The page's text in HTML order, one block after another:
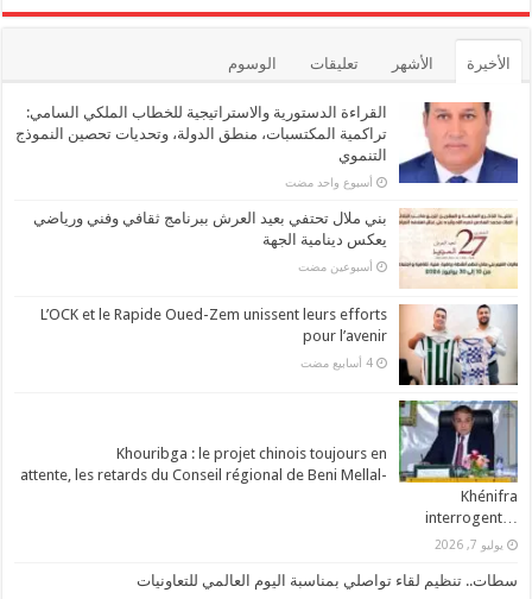
الأخيرة الأشهر تعليقات الوسوم
القراءة الدستورية والاستراتيجية للخطاب الملكي السامي:
تراكمية المكتسبات، منطق الدولة، وتحديات تحصين النموذج
التنموي
‏أسبوع واحد مضت
بني ملال تحتفي بعيد العرش ببرنامج ثقافي وفني ورياضي
يعكس دينامية الجهة
‏أسبوعين مضت
L’OCK et le Rapide Oued-Zem unissent leurs efforts
pour l’avenir
‏4 أسابيع مضت
Khouribga : le projet chinois toujours en
attente, les retards du Conseil régional de Beni Mellal-
Khénifra
…interrogent
يوليو 7, 2026
سطات.. تنظيم لقاء تواصلي بمناسبة اليوم العالمي للتعاونيات